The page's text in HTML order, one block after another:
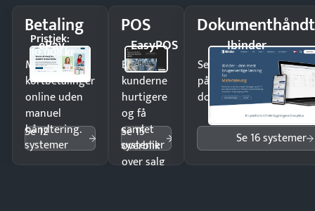
Betaling
ePay
Pristjek:
10.008 kr
Modtag
kortbetalinger
online uden
manuel
håndtering.
Se 12
systemer
POS
EasyPOS
Ekspedér
kunderne
hurtigere
og få
samlet
overblik
over salg
Se 15
systemer
Ibinder
Send kontrakter til
på minutter og mist
dokumenter.
Se 16 systemer